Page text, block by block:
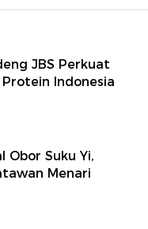
JBS Perkuat
Indonesia
Obor Suku Yi,
Menari